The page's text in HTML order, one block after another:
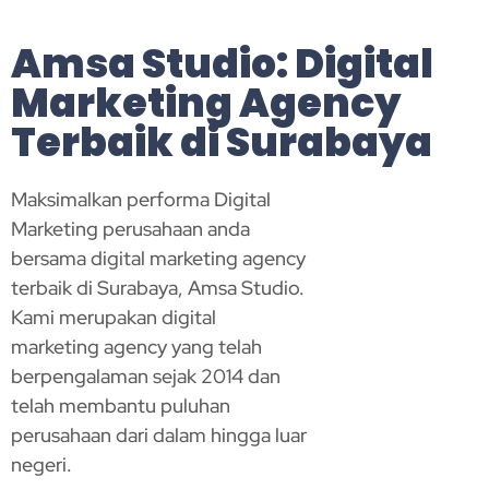
Amsa Studio: Digital
Marketing Agency
Terbaik di Surabaya
Maksimalkan performa Digital
Marketing perusahaan anda
bersama digital marketing agency
terbaik di Surabaya, Amsa Studio.
Kami merupakan digital
marketing agency yang telah
berpengalaman sejak 2014 dan
telah membantu puluhan
perusahaan dari dalam hingga luar
negeri.